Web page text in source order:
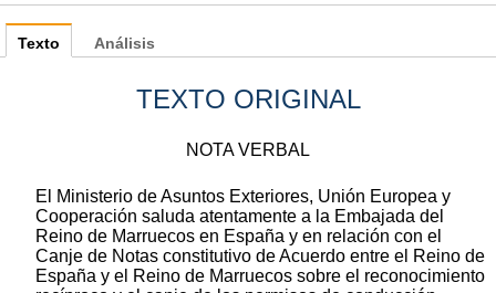
Texto
TEXTO ORIGINAL
NOTA VERBAL
El Ministerio de Asuntos Exteriores, Unión Europea y
Cooperación saluda atentamente a la Embajada del
Reino de Marruecos en España y en relación con el
Canje de Notas constitutivo de Acuerdo entre el Reino de
España y el Reino de Marruecos sobre el reconocimiento
Análisis